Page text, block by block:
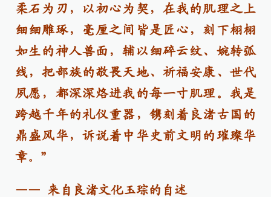
柔石为刃，以初心为契，在我的肌理之上
细细雕琢，毫厘之间皆是匠心，刻下栩栩
如生的神人兽面，辅以细碎云纹、婉转弧
线，把部族的敬畏天地、祈福安康、世代
夙愿，都深深烙进我的每一寸肌理。我是
跨越千年的礼仪重器，镌刻着良渚古国的
鼎盛风华，诉说着中华史前文明的璀璨华
章。”
—— 来自良渚文化玉琮的自述